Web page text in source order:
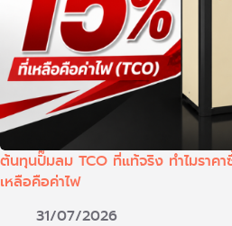
ต้นทุนปั๊มลม TCO ที่แท้จริง ทำไมราค
เหลือคือค่าไฟ
31/07/2026